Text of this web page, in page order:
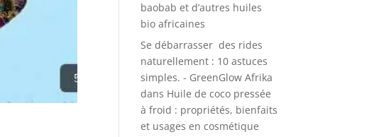
baobab et d’autres huiles
bio africaines
Se débarrasser des rides
naturellement : 10 astuces
simples. - GreenGlow Afrika
dans Huile de coco pressée
à froid : propriétés, bienfaits
et usages en cosmétique